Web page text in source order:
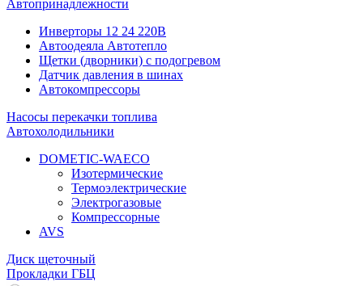
Автопринадлежности
Инверторы 12 24 220В
Автоодеяла Автотепло
Щетки (дворники) с подогревом
Датчик давления в шинах
Автокомпрессоры
Насосы перекачки топлива
Автохолодильники
DOMETIC-WAECO
Изотермические
Термоэлектрические
Электрогазовые
Компрессорные
AVS
Диск щеточный
Прокладки ГБЦ